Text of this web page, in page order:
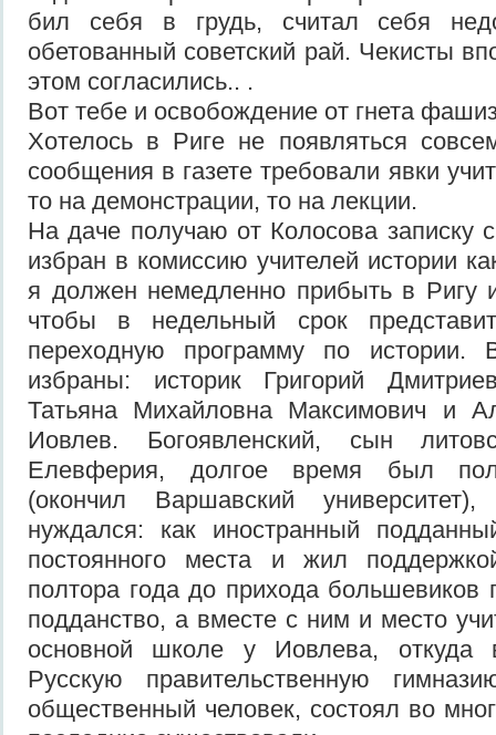
бил себя в грудь, считал себя
обетованный советский рай. Чекисты
этом согласились.. .
Вот тебе и освобождение от гнета
Хотелось в Риге не появляться
сообщения в газете требовали явки
то на демонстрации, то на лекции.
На даче получаю от Колосова записку
избран в комиссию учителей истории
я должен немедленно прибыть в Ригу
чтобы в недельный срок
переходную программу по истории.
избраны: историк Григорий
Татьяна Михайловна Максимович и
Иовлев. Богоявленский, сын
Елевферия, долгое время был
(окончил Варшавский
нуждался: как иностранный
постоянного места и жил
полтора года до прихода большевиков
подданство, а вместе с ним и место
основной школе у Иовлева, откуда
Русскую правительственную
общественный человек, состоял во